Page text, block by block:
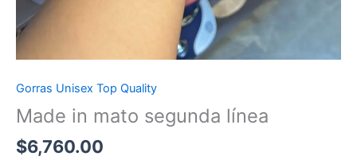
Gorras Unisex Top Quality
Made in mato segunda línea
$6,760.00